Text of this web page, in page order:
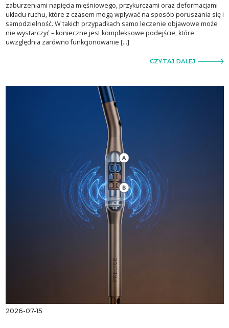
zaburzeniami napięcia mięśniowego, przykurczami oraz deformacjami
układu ruchu, które z czasem mogą wpływać na sposób poruszania się i
samodzielność. W takich przypadkach samo leczenie objawowe może
nie wystarczyć – konieczne jest kompleksowe podejście, które
uwzględnia zarówno funkcjonowanie […]
CZYTAJ DALEJ
2026-07-15